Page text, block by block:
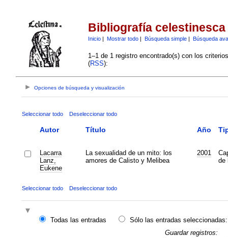
Bibliografía celestinesca
Inicio| Mostrar todo| Búsqueda simple| Búsqueda
1–1 de 1 registro encontrado(s) con los
(RSS):
Opciones de búsqueda y visualización
Seleccionar todo Deseleccionar todo
Autor Título Año
Lacarra
Lanz,
Eukene
La sexualidad de un mito: los
amores de Calisto y Melibea
2001
de
Seleccionar todo Deseleccionar todo
Todas las entradas
Sólo las entradas seleccionadas:
Guardar registros: